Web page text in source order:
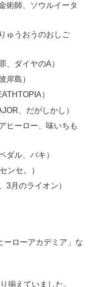
術師、ソウルイータ
ゅうおうのおしご
、ダイヤのA）
岸島）
）
、だがしかし）
ヒーロー、味いちも
ダル、バキ）
ンセ。）
3月のライオン）
ーローアカデミア」な
揃えていました。